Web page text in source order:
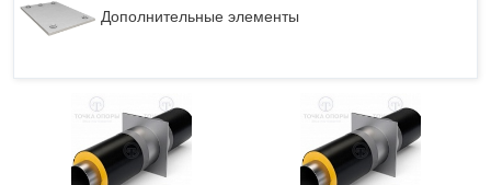
Дополнительные элементы